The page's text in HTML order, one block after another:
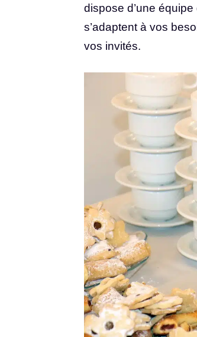
dispose d’une
s’adaptent à vos
vos invités.